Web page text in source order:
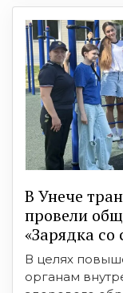
В Унече
провели
«Зарядка
В целях
органам